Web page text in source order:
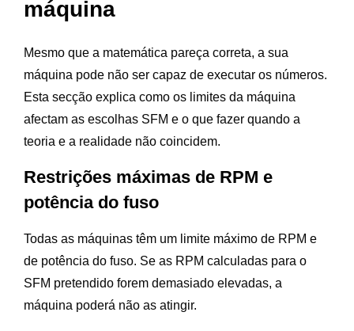
máquina
Mesmo que a matemática pareça correta, a sua
máquina pode não ser capaz de executar os números.
Esta secção explica como os limites da máquina
afectam as escolhas SFM e o que fazer quando a
teoria e a realidade não coincidem.
Restrições máximas de RPM e
potência do fuso
Todas as máquinas têm um limite máximo de RPM e
de potência do fuso. Se as RPM calculadas para o
SFM pretendido forem demasiado elevadas, a
máquina poderá não as atingir.